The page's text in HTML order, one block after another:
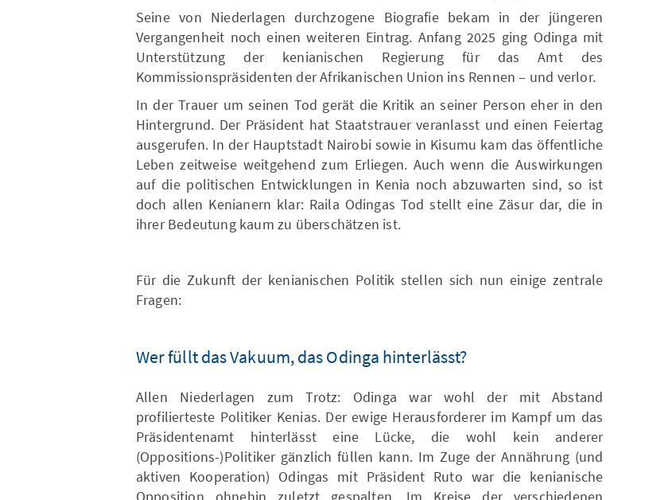
Seine von Niederlagen durchzogene Biografie bekam in der jüngeren
Vergangenheit noch einen weiteren Eintrag. Anfang 2025 ging Odinga mit
Unterstützung der kenianischen Regierung für das Amt des
Kommissionspräsidenten der Afrikanischen Union ins Rennen – und verlor.
In der Trauer um seinen Tod gerät die Kritik an seiner Person eher in den
Hintergrund. Der Präsident hat Staatstrauer veranlasst und einen Feiertag
ausgerufen. In der Hauptstadt Nairobi sowie in Kisumu kam das öffentliche
Leben zeitweise weitgehend zum Erliegen. Auch wenn die Auswirkungen
auf die politischen Entwicklungen in Kenia noch abzuwarten sind, so ist
doch allen Kenianern klar: Raila Odingas Tod stellt eine Zäsur dar, die in
ihrer Bedeutung kaum zu überschätzen ist.
Für die Zukunft der kenianischen Politik stellen sich nun einige zentrale
Fragen:
Wer füllt das Vakuum, das Odinga hinterlässt?
Allen Niederlagen zum Trotz: Odinga war wohl der mit Abstand
profilierteste Politiker Kenias. Der ewige Herausforderer im Kampf um das
Präsidentenamt hinterlässt eine Lücke, die wohl kein anderer
(Oppositions-)Politiker gänzlich füllen kann. Im Zuge der Annährung (und
aktiven Kooperation) Odingas mit Präsident Ruto war die kenianische